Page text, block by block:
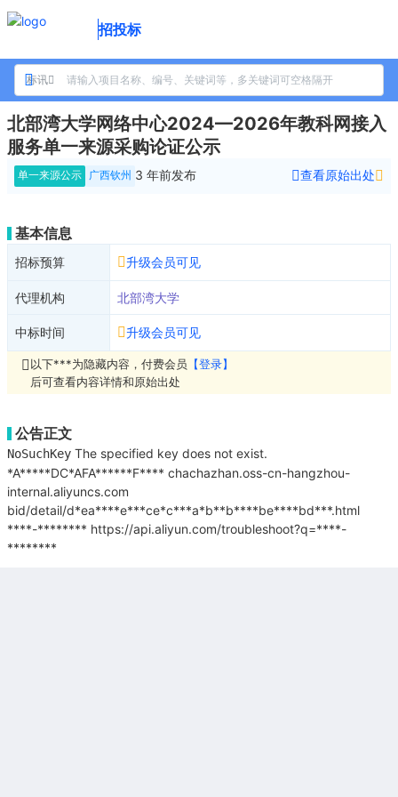
招投标
标讯
北部湾大学网络中心2024—2026年教科网接入
服务单一来源采购论证公示
单一来源公示 广西钦州 3 年前发布 查看原始出处
基本信息
招标预算 升级会员可见
代理机构 北部湾大学
中标时间 升级会员可见
以下***为隐藏内容，付费会员 【登录】
后可查看内容详情和原始出处
公告正文
NoSuchKey The specified key does not exist.
*A*****DC*AFA******F**** chachazhan.oss-cn-hangzhou-
internal.aliyuncs.com
bid/detail/d*ea****e***ce*c***a*b**b****be****bd***.html
****-******** https://api.aliyun.com/troubleshoot?q=****-
********